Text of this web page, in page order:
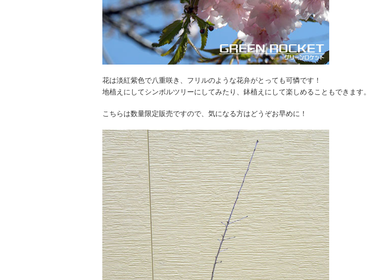
花は淡紅紫色で八重咲き、フリルのような花弁がとっても可憐です！
地植えにしてシンボルツリーにしてみたり、鉢植えにして楽しめることもできます。
こちらは数量限定販売ですので、気になる方はどうぞお早めに！